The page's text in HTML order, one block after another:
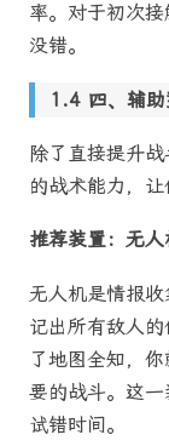
率。对于初次
没错。
四、辅
除了直接提升
的战术能力，让
推荐装置：无
无人机是情报
记出所有敌人
了地图全知，
要的战斗。这
试错时间。